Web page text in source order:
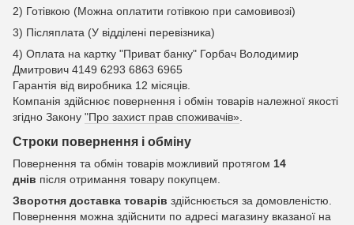
2) Готівкою (Можна оплатити готівкою при самовивозі)
3) Післяплата (У відділені перевізника)
4) Оплата на картку "Приват банку" Горбач Володимир
Дмитрович 4149 6293 6863 6965
Гарантія від виробника 12 місяців.
Компанія здійснює повернення і обмін товарів належної якості
згідно Закону "Про захист прав споживачів».
Строки повернення і обміну
Повернення та обмін товарів можливий протягом 14
днів після отримання товару покупцем.
Зворотня доставка товарів здійснюється за домовленістю.
Повернення можна здійснити по адресі магазину вказаної на